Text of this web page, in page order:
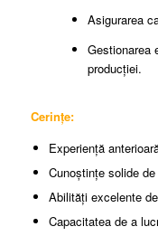
Asigurarea
Gestionarea
producției.
Cerințe:
Experiență
Cunoștințe solide
Abilități excelente
Capacitatea de a